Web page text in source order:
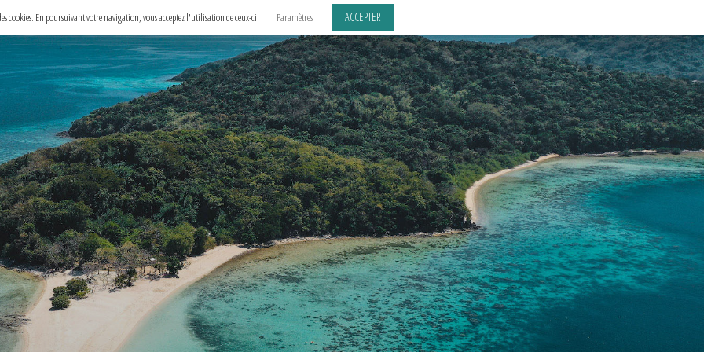
cookies. En poursuivant votre navigation, vous acceptez l'utilisation de ceux-ci. Paramètres ACCEPTER